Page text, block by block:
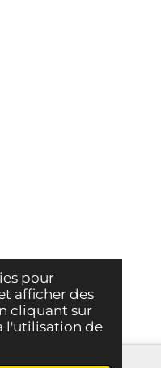
pour
afficher des
cliquant sur
l'utilisation de